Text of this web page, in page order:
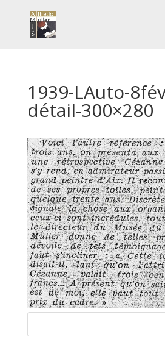
1939-LAuto-
détail-300×280